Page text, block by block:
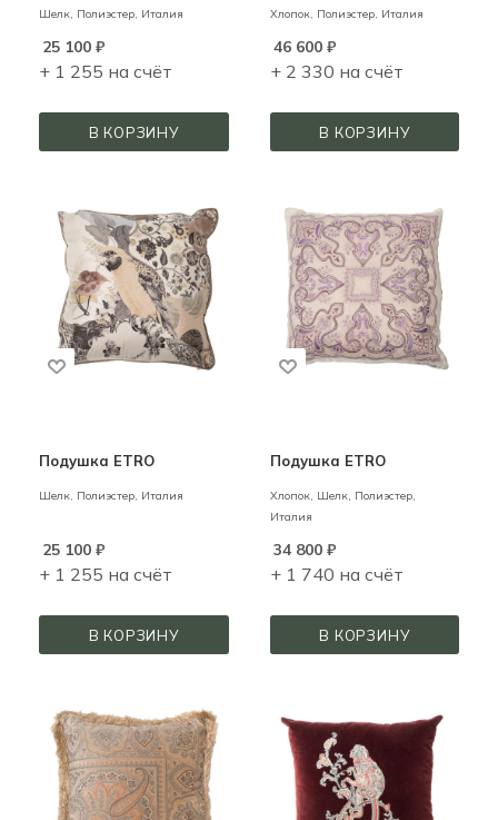
Шелк, Полиэстер, Италия
25 100 ₽
+ 1 255 на счёт
В КОРЗИНУ
Хлопок, Полиэстер, Италия
46 600₽
+ 2 330 на счёт
В КОРЗИНУ
Подушка ETRO
Шелк, Полиэстер, Италия
25 100 ₽
+ 1 255 на счёт
В КОРЗИНУ
Подушка ETRO
Хлопок, Шелк, Полиэстер,
Италия
34 800₽
+ 1 740 на счёт
В КОРЗИНУ